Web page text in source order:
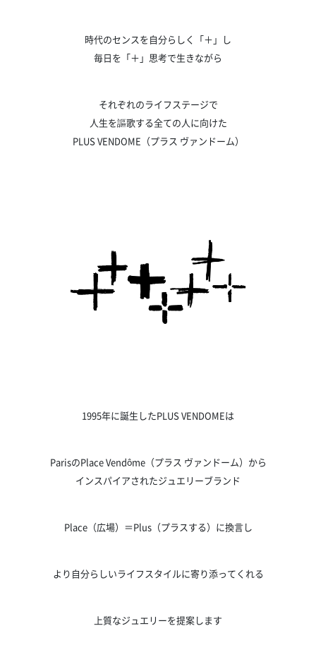
時代のセンスを自分らしく「＋」し
毎日を「＋」思考で生きながら
それぞれのライフステージで
人生を謳歌する全ての人に向けた
PLUS VENDOME（プラス ヴァンドーム）
1995年に誕生したPLUS VENDOMEは
ParisのPlace Vendôme（プラス ヴァンドーム）から
インスパイアされたジュエリーブランド
Place（広場）＝Plus（プラスする）に換言し
より自分らしいライフスタイルに寄り添ってくれる
上質なジュエリーを提案します